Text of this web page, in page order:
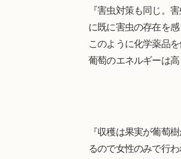
『害虫対策も同じ。
に既に害虫の存在を
このように化学薬品
葡萄のエネルギーは
『収穫は果実が葡萄
るので女性のみで行